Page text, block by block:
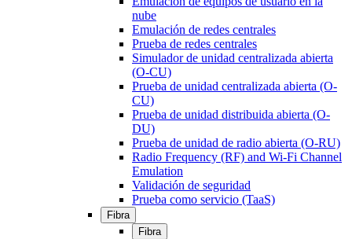
nube
Emulación de redes centrales
Prueba de redes centrales
Simulador de unidad centralizada abierta
(O-CU)
Prueba de unidad centralizada abierta (O-
CU)
Prueba de unidad distribuida abierta (O-
DU)
Prueba de unidad de radio abierta (O-RU)
Radio Frequency (RF) and Wi-Fi Channel
Emulation
Validación de seguridad
Prueba como servicio (TaaS)
Fibra
Fibra